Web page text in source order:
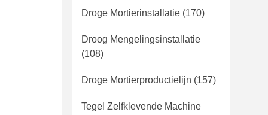
Droge Mortierinstallatie (170)
Droog Mengelingsinstallatie
(108)
Droge Mortierproductielijn (157)
Tegel Zelfklevende Machine